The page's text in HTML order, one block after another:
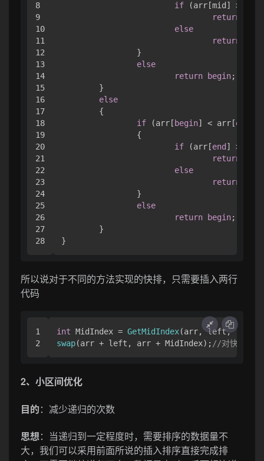
8
9
10
11
12
13
14
15
16
17
18
19
20
21
22
23
24
25
26
27
if (arr[mid] > arr[
return
else
return
else
return
begin;
else
if (arr[ begin] < arr[end
if (arr[end ] >
return
else
return
else
return
begin;
}
所以说对于不同的方法实现的快排，只需要插入两行
代码
1
int MidIndex = GetMidIndex(arr, left,
swap(arr + left, arr + MidIndex); //对快排的优
2、小区间优化
目的：减少递归的次数
思想：当递归到一定程度时，需要排序的数据量不
大，我们可以采用前面所说的插入排序直接完成排